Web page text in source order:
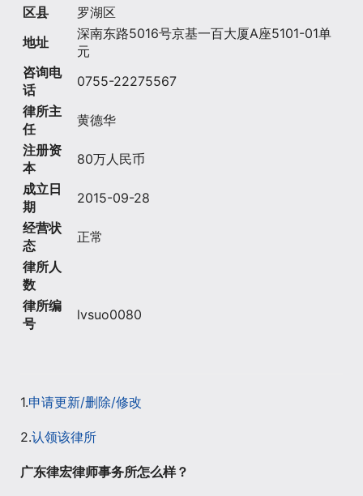
区县
罗湖区
地址
深南东路5016号京基一百大厦A座5101-01单
元
咨询电
话
0755-22275567
律所主
任
黄德华
注册资
本
80万人民币
成立日
期
2015-09-28
经营状
态
正常
律所人
数
律所编
号
lvsuo0080
1.申请更新/删除/修改
2.认领该律所
广东律宏律师事务所怎么样？